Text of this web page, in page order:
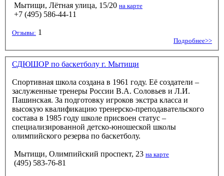
Мытищи, Лётная улица, 15/20 на карте
+7 (495) 586-44-11
Отзывы: 1
Подробнее>>
СДЮШОР по баскетболу г. Мытищи
Спортивная школа создана в 1961 году. Её создатели –
заслуженные тренеры России В.А. Соловьев и Л.И.
Пашинская. За подготовку игроков экстра класса и
высокую квалификацию тренерско-преподавательского
состава в 1985 году школе присвоен статус –
специализированной детско-юношеской школы
олимпийского резерва по баскетболу.
Мытищи, Олимпийский проспект, 23 на карте
(495) 583-76-81